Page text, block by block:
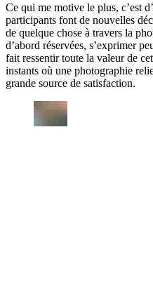
Ce qui me motive le plus, c’est
participants font de nouvelles
de quelque chose à travers la
d’abord réservées, s’exprimer
fait ressentir toute la valeur de
instants où une photographie
grande source de satisfaction.